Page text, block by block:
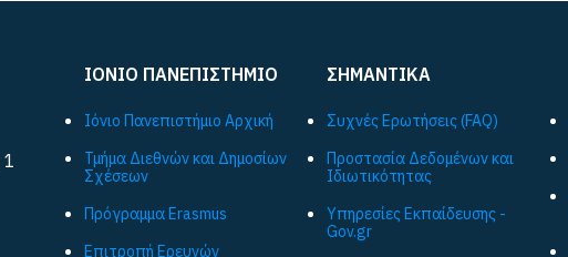
ΙΟΝΙΟ ΠΑΝΕΠΙΣΤΗΜΙΟ
Ιόνιο Πανεπιστήμιο Αρχική
Τμήμα Διεθνών και Δημοσίων
Σχέσεων
Πρόγραμμα Εrasmus
Επιτροπή Ερευνών
ΣΗΜΑΝΤΙΚΑ
Συχνές Ερωτήσεις (FAQ)
Προστασία Δεδομένων και
Ιδιωτικότητας
Υπηρεσίες Εκπαίδευσης -
Gov.gr